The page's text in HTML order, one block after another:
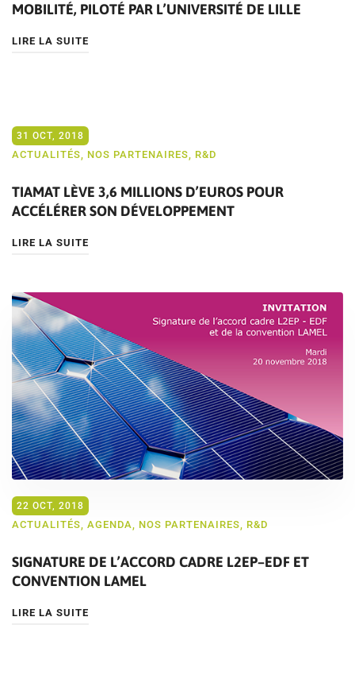
MOBILITÉ, PILOTÉ PAR L’UNIVERSITÉ DE LILLE
LIRE LA SUITE
31 OCT, 2018
ACTUALITÉS, NOS PARTENAIRES, R&D
TIAMAT LÈVE 3,6 MILLIONS D’EUROS POUR
ACCÉLÉRER SON DÉVELOPPEMENT
LIRE LA SUITE
22 OCT, 2018
ACTUALITÉS, AGENDA, NOS PARTENAIRES, R&D
SIGNATURE DE L’ACCORD CADRE L2EP–EDF ET
CONVENTION LAMEL
LIRE LA SUITE